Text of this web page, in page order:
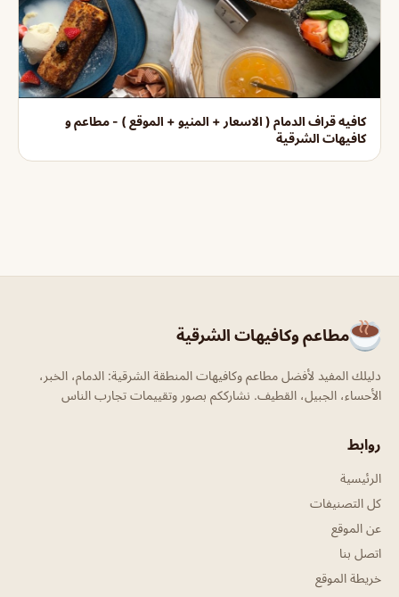
كافيه قراف الدمام ( الاسعار + المنيو + الموقع ) - مطاعم و
كافيهات الشرقية
مطاعم وكافيهات الشرقية
دليلك المفيد لأفضل مطاعم وكافيهات المنطقة الشرقية: الدمام، الخبر،
الأحساء، الجبيل، القطيف. نشارككم بصور وتقييمات تجارب الناس
روابط
الرئيسية
كل التصنيفات
عن الموقع
اتصل بنا
خريطة الموقع